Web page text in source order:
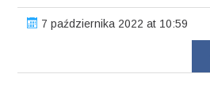
7 października 2022 at 10:59